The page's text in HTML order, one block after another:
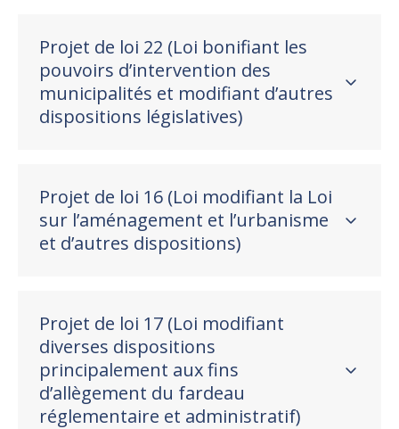
Projet de loi 22 (Loi bonifiant les
pouvoirs d’intervention des
municipalités et modifiant d’autres
dispositions législatives)
Projet de loi 16 (Loi modifiant la Loi
sur l’aménagement et l’urbanisme
et d’autres dispositions)
Projet de loi 17 (Loi modifiant
diverses dispositions
principalement aux fins
d’allègement du fardeau
réglementaire et administratif)